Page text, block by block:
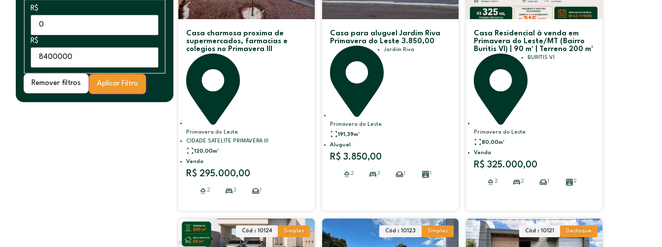
R$
R$
Remover filtros Aplicar Filtro
Casa charmosa proxima de
supermercados, farmacias e
colegios no Primavera III
Primavera do Leste
CIDADE SATELITE PRIMAVERA III
120,00m²
Venda
R$ 295.000,00
2 3 1
Casa para aluguel Jardim Riva
Primavera do Leste 3.850,00
Primavera do Leste
Jardim Riva
191,39m²
Aluguel
R$ 3.850,00
2 3 1 1
Casa Residencial à venda em
Primavera do Leste/MT (Bairro
Buritis VI) | 90 m² | Terreno 200 m²
Primavera do Leste
BURITIS VI
80,00m²
Venda
R$ 325.000,00
2 2 1 2
Cód : 10124 Simples Cód : 10123 Simples Cód : 10121 Destaque